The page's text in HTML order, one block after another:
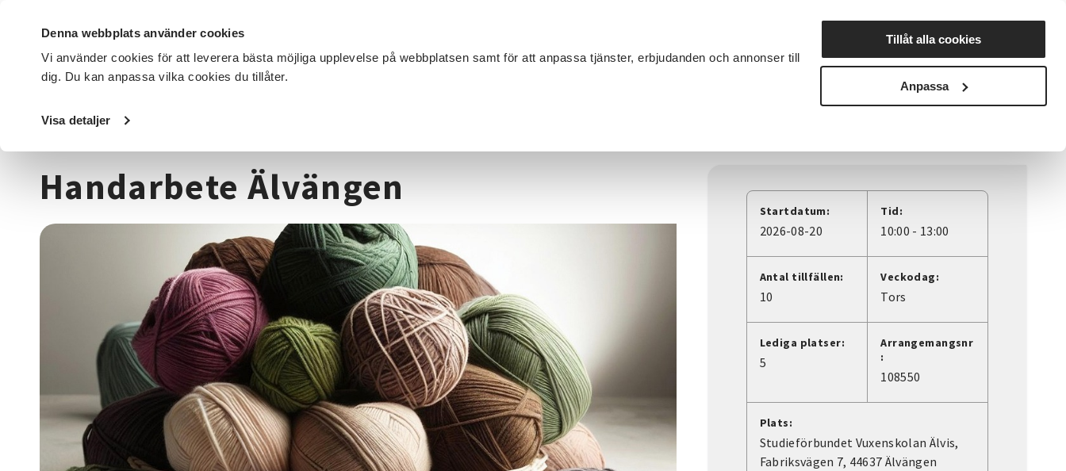
Denna webbplats använder cookies
Vi använder cookies för att leverera bästa möjliga upplevelse på webbplatsen samt för att anpassa tjänster, erbjudanden och annonser till
dig. Du kan anpassa vilka cookies du tillåter.
Visa detaljer
Tillåt alla cookies
Anpassa
DET HÄR GÖR VI FÖR DIG SOM SÖK KURSER OCH EVENEMANG Nyheter Avdelningar
Startsida / Kurser och evenemang
Handarbete Älvängen
Startdatum:
2026-08-20
Tid:
10:00 - 13:00
Antal tillfällen:
10
Veckodag:
Tors
Lediga platser:
5
Arrangemangsnr
:
108550
Plats:
Studieförbundet Vuxenskolan Älvis,
Fabriksvägen 7, 44637 Älvängen